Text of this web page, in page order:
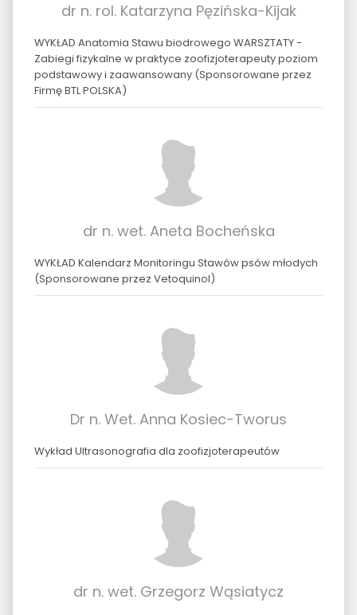
dr n. rol. Katarzyna Pęzińska-Kijak
WYKŁAD Anatomia Stawu biodrowego WARSZTATY -
Zabiegi fizykalne w praktyce zoofizjoterapeuty poziom
podstawowy i zaawansowany (Sponsorowane przez
Firmę BTL POLSKA)
dr n. wet. Aneta Bocheńska
WYKŁAD Kalendarz Monitoringu Stawów psów młodych
(Sponsorowane przez Vetoquinol)
Dr n. Wet. Anna Kosiec-Tworus
Wykład Ultrasonografia dla zoofizjoterapeutów
dr n. wet. Grzegorz Wąsiatycz